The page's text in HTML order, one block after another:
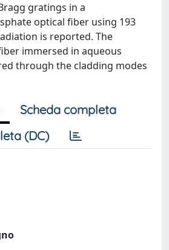
gratings in a
optical fiber using 193
is reported. The
immersed in aqueous
through the cladding modes
Scheda completa
(DC)